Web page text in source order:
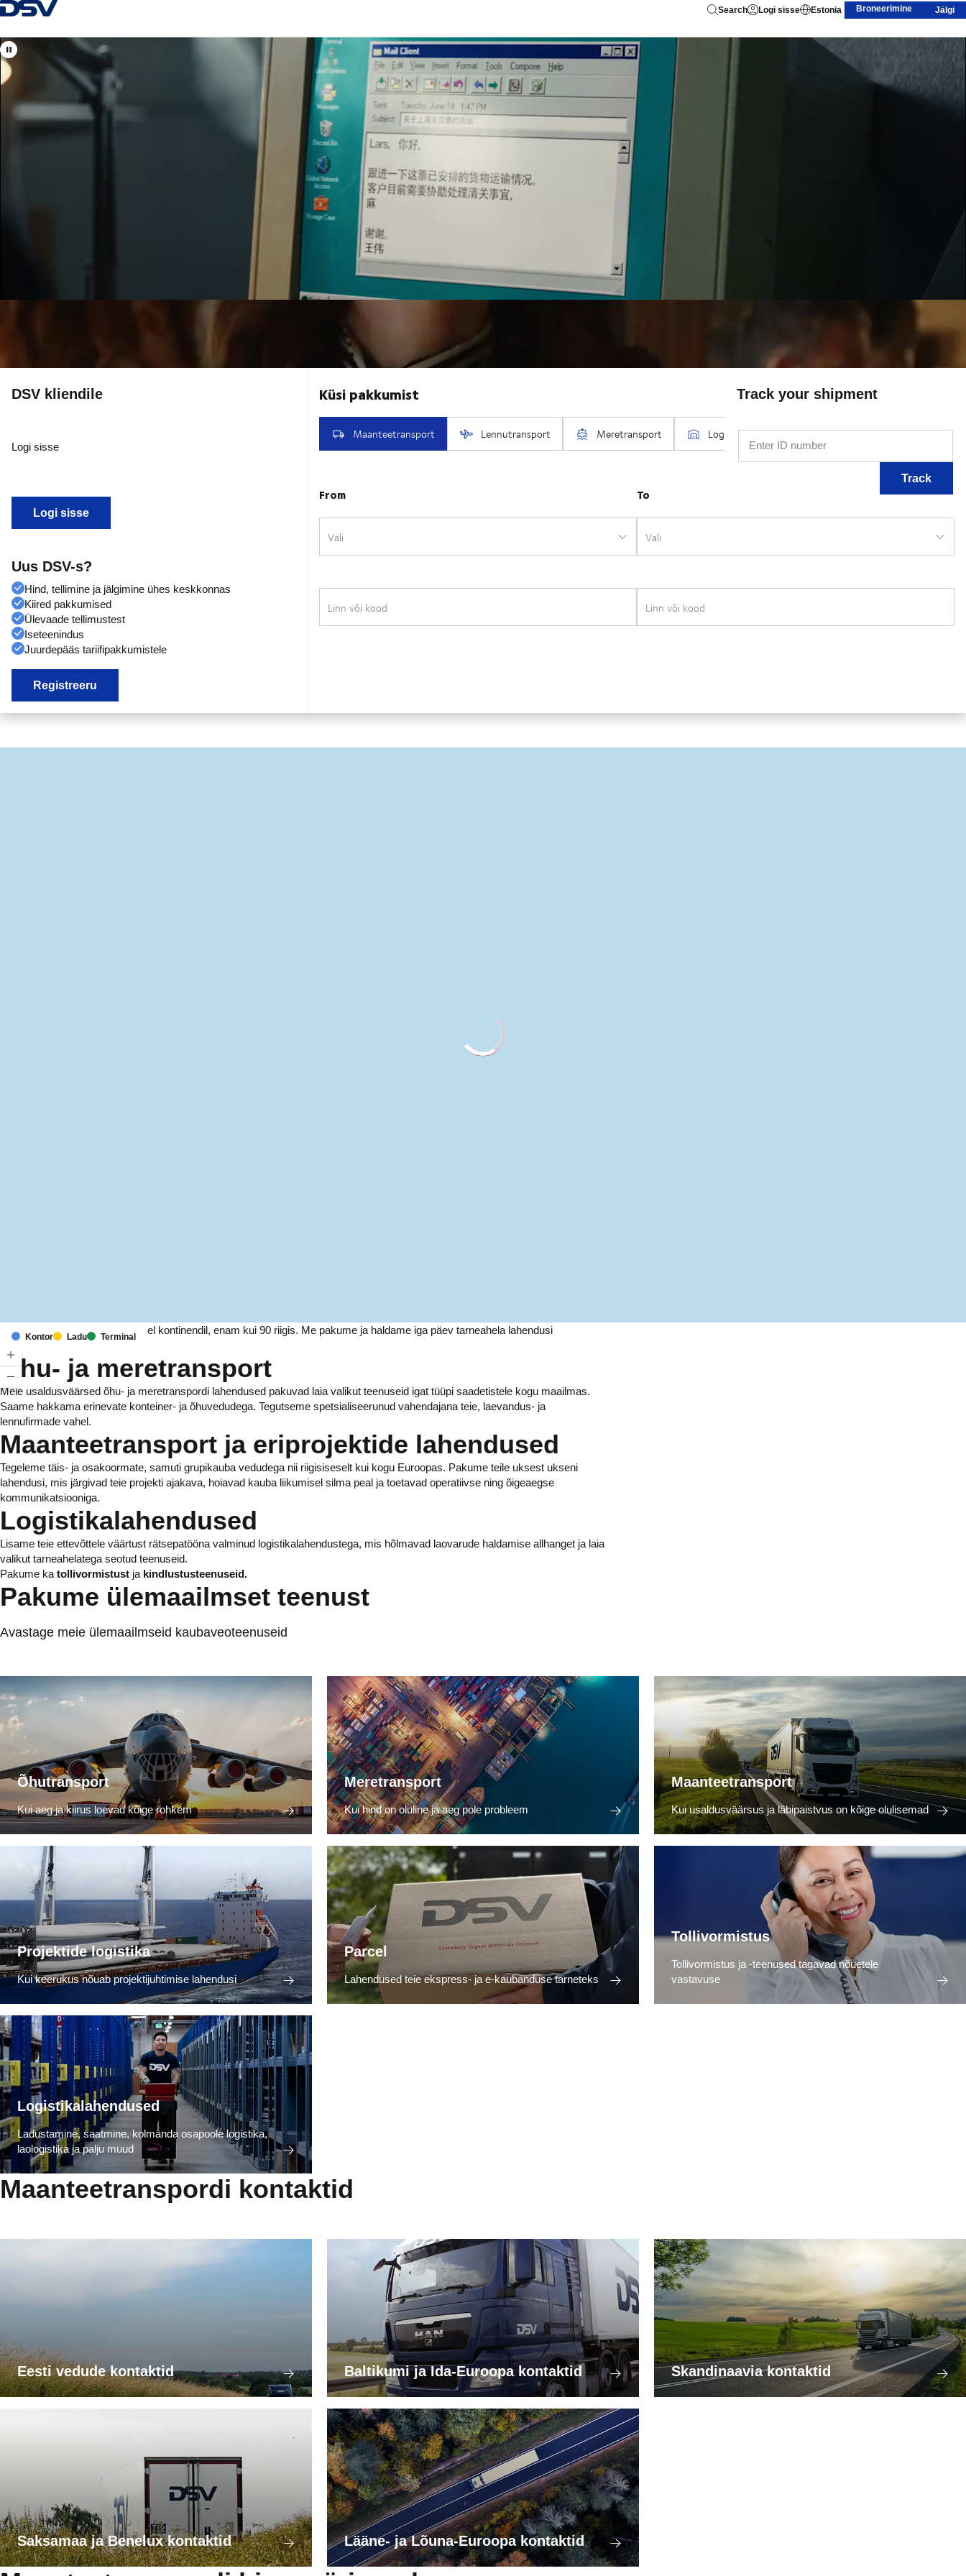
Tagasi kodulehele Search Logi sisse Estonia Broneerimine Jälgi
Eesti
õhu-, mere-, maantee- ja raudteetranspordi, logistikalahenduste, projektitranspordi, kullerteenuste ja tollivormistuse alal.
DSV kliendile
Logi sisse
Logi sisse
Uus DSV-s?
Hind, tellimine ja jälgimine ühes keskkonnas
Kiired pakkumised
Ülevaade tellimustest
Iseteenindus
Juurdepääs tariifipakkumistele
Registreeru
Track your shipment
Enter ID number
Track
Kontor Ladu Terminal
Meil on kontorid ja rajatised kuuel kontinendil, enam kui 90 riigis. Me pakume ja haldame iga päev tarneahela lahendusi
Õhu- ja meretransport
Meie usaldusväärsed õhu- ja meretranspordi lahendused pakuvad laia valikut teenuseid igat tüüpi saadetistele kogu maailmas.
Saame hakkama erinevate konteiner- ja õhuvedudega. Tegutseme spetsialiseerunud vahendajana teie, laevandus- ja
lennufirmade vahel.
Maanteetransport ja eriprojektide lahendused
Tegeleme täis- ja osakoormate, samuti grupikauba vedudega nii riigisiseselt kui kogu Euroopas. Pakume teile uksest ukseni
lahendusi, mis järgivad teie projekti ajakava, hoiavad kauba liikumisel silma peal ja toetavad operatiivse ning õigeaegse
kommunikatsiooniga.
Logistikalahendused
Lisame teie ettevõttele väärtust rätsepatööna valminud logistikalahendustega, mis hõlmavad laovarude haldamise allhanget ja laia
valikut tarneahelatega seotud teenuseid.
Pakume ka tollivormistust ja kindlustusteenuseid.
Pakume ülemaailmset teenust
Avastage meie ülemaailmseid kaubaveoteenuseid
Õhutransport
Kui aeg ja kiirus loevad kõige rohkem
Meretransport
Kui hind on oluline ja aeg pole probleem
Maanteetransport
Kui usaldusväärsus ja läbipaistvus on kõige olulisemad
Projektide logistika
Kui keerukus nõuab projektijuhtimise lahendusi
Parcel
Lahendused teie ekspress- ja e-kaubanduse tarneteks
Tollivormistus
Tollivormistus ja -teenused tagavad nõuetele
vastavuse
Logistikalahendused
Ladustamine, saatmine, kolmanda osapoole logistika,
laologistika ja palju muud
Maanteetranspordi kontaktid
Eesti vedude kontaktid Baltikumi ja Ida-Euroopa kontaktid Skandinaavia kontaktid
Saksamaa ja Benelux kontaktid Lääne- ja Lõuna-Euroopa kontaktid